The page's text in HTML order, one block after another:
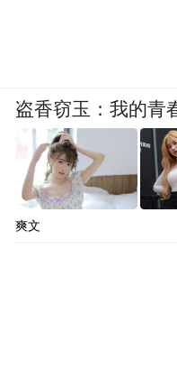
盗香窃玉：我的青
爽文